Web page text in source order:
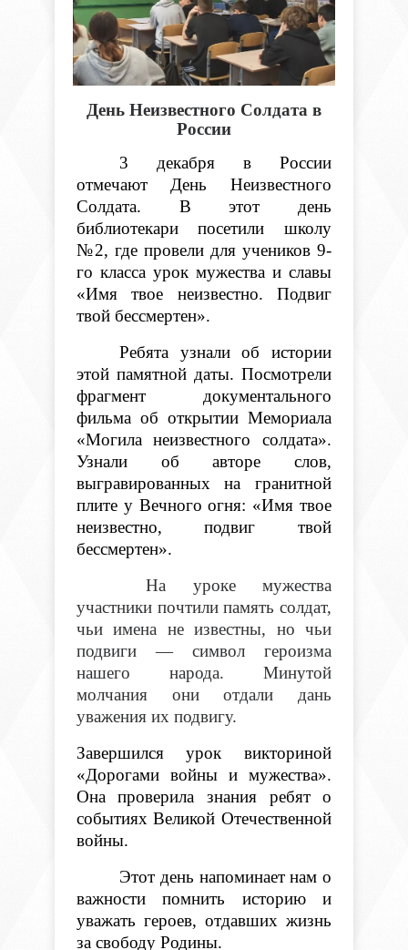
День Неизвестного Солдата в
России
3 декабря в России
отмечают День Неизвестного
Солдата. В этот день
библиотекари посетили школу
№2, где провели для учеников 9-
го класса урок мужества и славы
«Имя твое неизвестно. Подвиг
твой бессмертен».
Ребята узнали об истории
этой памятной даты. Посмотрели
фрагмент документального
фильма об открытии Мемориала
«Могила неизвестного солдата».
Узнали об авторе слов,
выгравированных на гранитной
плите у Вечного огня: «Имя твое
неизвестно, подвиг твой
бессмертен».
На уроке мужества
участники почтили память солдат,
чьи имена не известны, но чьи
подвиги — символ героизма
нашего народа. Минутой
молчания они отдали дань
уважения их подвигу.
Завершился урок викториной
«Дорогами войны и мужества».
Она проверила знания ребят о
событиях Великой Отечественной
войны.
Этот день напоминает нам о
важности помнить историю и
уважать героев, отдавших жизнь
за свободу Родины.